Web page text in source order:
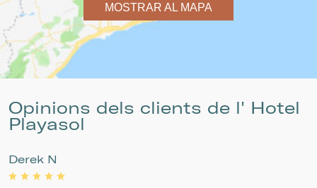
MOSTRAR AL MAPA
Opinions dels clients de l' Hotel
Playasol
Derek N